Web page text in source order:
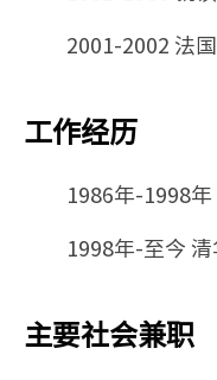
2001-2002 法
工作经历
1986年-1998
1998年-至今
主要社会兼职